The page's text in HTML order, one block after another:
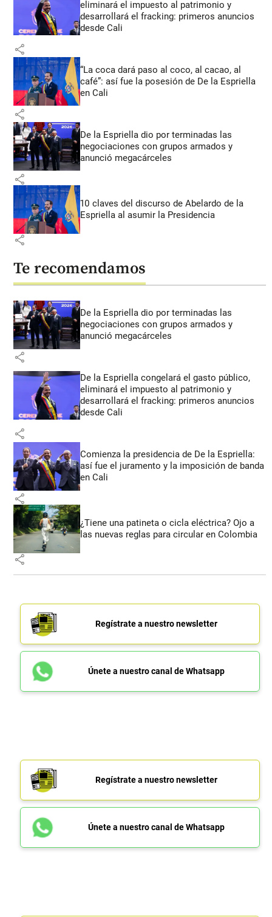
eliminará el impuesto al patrimonio y
desarrollará el fracking: primeros anuncios
desde Cali
share
“La coca dará paso al coco, al cacao, al
café”: así fue la posesión de De la Espriella
en Cali
share
De la Espriella dio por terminadas las
negociaciones con grupos armados y
anunció megacárceles
share
10 claves del discurso de Abelardo de la
Espriella al asumir la Presidencia
share
Te recomendamos
De la Espriella dio por terminadas las
negociaciones con grupos armados y
anunció megacárceles
share
De la Espriella congelará el gasto público,
eliminará el impuesto al patrimonio y
desarrollará el fracking: primeros anuncios
desde Cali
share
Comienza la presidencia de De la Espriella:
así fue el juramento y la imposición de banda
en Cali
share
¿Tiene una patineta o cicla eléctrica? Ojo a
las nuevas reglas para circular en Colombia
share
Regístrate a nuestro newsletter
Únete a nuestro canal de Whatsapp
Regístrate a nuestro newsletter
Únete a nuestro canal de Whatsapp